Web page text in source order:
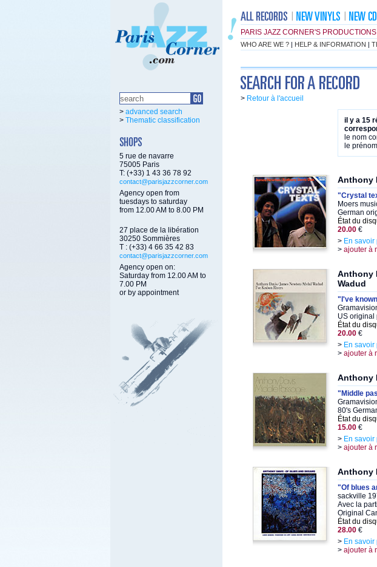
PARIS JAZZ CORNER'S PRODUCTIONS
WHO ARE WE ? | HELP & INFORMATION |
> advanced search
> Thematic classification
5 rue de navarre
75005 Paris
T: (+33) 1 43 36 78 92
contact@parisjazzcorner.com
Agency open from
tuesdays to saturday
from 12.00 AM to 8.00 PM
27 place de la libération
30250 Sommières
T : (+33) 4 66 35 42 83
contact@parisjazzcorner.com
Agency open on:
Saturday from 12.00 AM to
7.00 PM
or by appointment
> Retour à l'accueil
il y a 15
le nom
le
Anthony
"Crystal
Moers
German
État du
20.00 €
> En savoir
> ajouter à
Anthony
Wadud
"I've
US original
État du
20.00 €
> En savoir
> ajouter à
Anthony
"Middle
80's
État du
15.00 €
> En savoir
> ajouter à
Anthony
"Of blues
sackville
Avec la
Original
État du
28.00 €
> En savoir
> ajouter à